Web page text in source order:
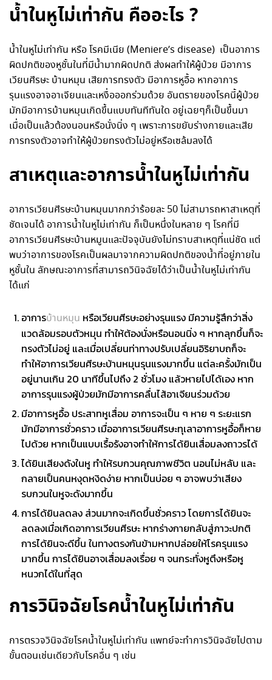
น้ำในหูไม่เท่ากัน คืออะไร ?
น้ำในหูไม่เท่ากัน หรือ โรคมีเนีย (Meniere’s disease) เป็นอาการ
ผิดปกติของหูชั้นในที่มีน้ำมากผิดปกติ ส่งผลทำให้ผู้ป่วย มีอาการ
เวียนศีรษะ บ้านหมุน เสียการทรงตัว มีอาการหูอื้อ หากอาการ
รุนแรงอาจอาเจียนและเหงื่อออกร่วมด้วย อันตรายของโรคนี้ผู้ป่วย
มักมีอาการบ้านหมุนเกิดขึ้นแบบทันทีทันใด อยู่เฉยๆก็เป็นขึ้นมา
เมื่อเป็นแล้วต้องนอนหรือนั่งนิ่ง ๆ เพราะการขยับร่างกายและเสีย
การทรงตัวอาจทำให้ผู้ป่วยทรงตัวไม่อยู่หรือเซล้มลงได้
สาเหตุและอาการน้ำในหูไม่เท่ากัน
อาการเวียนศีรษะบ้านหมุนมากกว่าร้อยละ 50 ไม่สามารถหาสาเหตุที่
ชัดเจนได้ อาการน้ำในหูไม่เท่ากัน ก็เป็นหนึ่งในหลาย ๆ โรคที่มี
อาการเวียนศีรษะบ้านหมูนและปัจจุบันยังไม่ทราบสาเหตุที่แน่ชัด แต่
พบว่าอาการของโรคเป็นผลมาจากความผิดปกติของน้ำที่อยู่ภายใน
หูชั้นใน ลักษณะอาการที่สามารถวินิจฉัยได้ว่าเป็นน้ำในหูไม่เท่ากัน
ได้แก่
อาการบ้านหมุน หรือเวียนศีรษะอย่างรุนแรง มีความรู้สึกว่าสิ่ง
แวดล้อมรอบตัวหมุน ทำให้ต้องนั่งหรือนอนนิ่ง ๆ หากลุกขึ้นก็จะ
ทรงตัวไม่อยู่ และเมื่อเปลี่ยนท่าทางปรับเปลี่ยนอิริยาบถก็จะ
ทำให้อาการเวียนศีรษะบ้านหมุนรุนแรงมากขึ้น แต่ละครั้งมักเป็น
อยู่นานเกิน 20 นาทีขึ้นไปถึง 2 ชั่วโมง แล้วหายไปได้เอง หาก
อาการรุนแรงผู้ป่วยมักมีอาการคลื่นไส้อาเจียนร่วมด้วย
มีอาการหูอื้อ ประสาทหูเสื่อม อาการจะเป็น ๆ หาย ๆ ระยะแรก
มักมีอาการชั่วคราว เมื่ออาการเวียนศีรษะทุเลาอาการหูอื้อก็หาย
ไปด้วย หากเป็นแบบเรื้อรังอาจทำให้การได้ยินเสื่อมลงถาวรได้
ได้ยินเสียงดังในหู ทำให้รบกวนคุณภาพชีวิต นอนไม่หลับ และ
กลายเป็นคนหงุดหงิดง่าย หากเป็นบ่อย ๆ อาจพบว่าเสียง
รบกวนในหูจะดังมากขึ้น
การได้ยินลดลง ส่วนมากจะเกิดขึ้นชั่วคราว โดยการได้ยินจะ
ลดลงเมื่อเกิดอาการเวียนศีรษะ หากร่างกายกลับสู่ภาวะปกติ
การได้ยินจะดีขึ้น ในทางตรงกันข้ามหากปล่อยให้โรครุนแรง
มากขึ้น การได้ยินอาจเสื่อมลงเรื่อย ๆ จนกระทั่งหูตึงหรือหู
หนวกได้ในที่สุด
การวินิจฉัยโรคน้ำในหูไม่เท่ากัน
การตรวจวินิจฉัยโรคน้ำในหูไม่เท่ากัน แพทย์จะทำการวินิจฉัยไปตาม
ขั้นตอนเช่นเดียวกับโรคอื่น ๆ เช่น